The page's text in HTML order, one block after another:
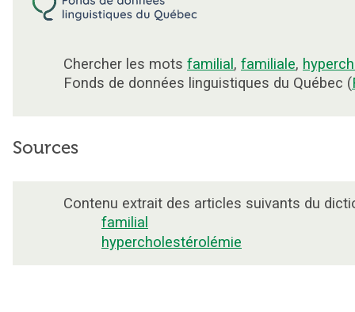
Chercher les mots familial , familiale,
Fonds de données linguistiques du Québec (
Sources
Contenu extrait des articles suivants du
familial
hypercholestérolémie